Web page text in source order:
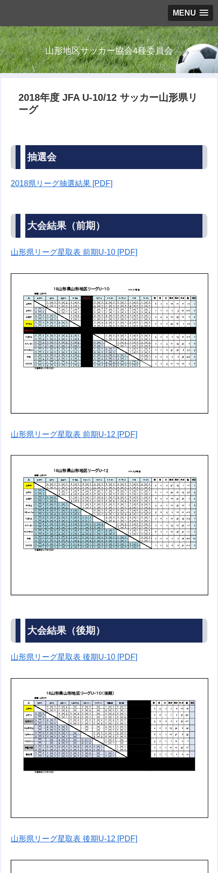
MENU
山形地区サッカー協会4種委員会
2018年度 JFA U-10/12 サッカー山形県リ
ーグ
抽選会
2018県リーグ抽選結果 [PDF]
大会結果（前期）
山形県リーグ星取表 前期U-10 [PDF]
山形県リーグ星取表 前期U-12 [PDF]
大会結果（後期）
山形県リーグ星取表 後期U-10 [PDF]
山形県リーグ星取表 後期U-12 [PDF]